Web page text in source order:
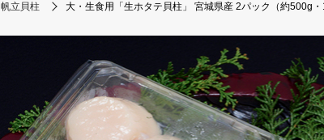
帆立貝柱 大・生食用「生ホタテ貝柱」 宮城県産 2パック（約500g